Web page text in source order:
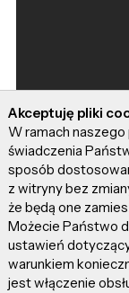
Akceptuję pliki
W ramach
świadczenia
sposób
z witryny bez
że będą one
Możecie Państwo
ustawień
warunkiem
jest włączenie